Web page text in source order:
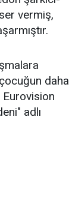
vermiş,
daha
Eurovision
adlı